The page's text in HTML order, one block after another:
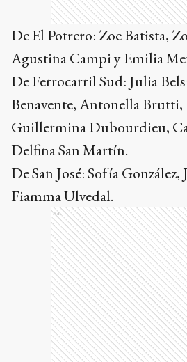
De El Potrero: Zoe Batista,
Agustina Campi y Emilia
De Ferrocarril Sud: Julia
Benavente, Antonella
Guillermina Dubourdieu,
Delfina San Martín.
De San José: Sofía
Fiamma Ulvedal.
Ads